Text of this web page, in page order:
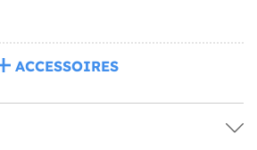
ACCESSOIRES